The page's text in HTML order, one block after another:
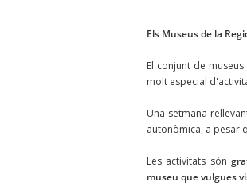
Els Museus de la
El conjunt de
molt especial
Una setmana
autonòmica, a pesar
Les activitats són
museu que vulgues